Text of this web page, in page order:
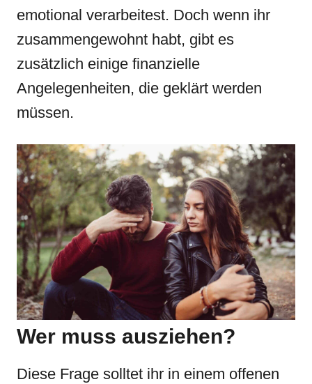
emotional verarbeitest. Doch wenn ihr
zusammengewohnt habt, gibt es
zusätzlich einige finanzielle
Angelegenheiten, die geklärt werden
müssen.
Wer muss ausziehen?
Diese Frage solltet ihr in einem offenen